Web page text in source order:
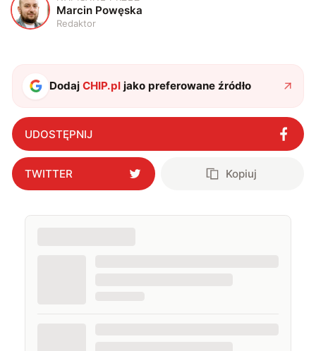
M Marcin Powęska
Redaktor
DodajCHIP.pl jako preferowane źródło
UDOSTĘPNIJ
TWITTER Kopiuj